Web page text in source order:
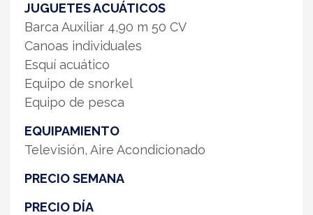
JUGUETES ACUÁTICOS
Barca Auxiliar 4,90 m 50 CV
Canoas individuales
Esquí acuático
Equipo de snorkel
Equipo de pesca
EQUIPAMIENTO
Televisión, Aire Acondicionado
PRECIO SEMANA
PRECIO DÍA